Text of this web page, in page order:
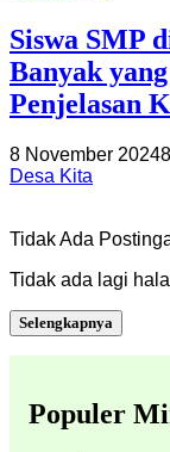
Siswa SMP
Banyak
Penjelasan
8 November 2024
Desa Kita
Tidak Ada
Tidak ada lagi
Selengkapnya
Populer